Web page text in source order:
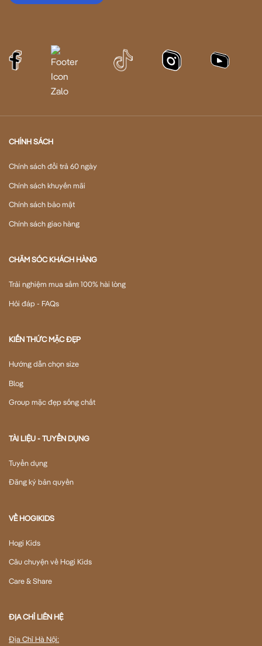
CHÍNH SÁCH
Chính sách đổi trả 60 ngày
Chính sách khuyến mãi
Chính sách bảo mật
Chính sách giao hàng
CHĂM SÓC KHÁCH HÀNG
Trải nghiệm mua sắm 100% hài lòng
Hỏi đáp - FAQs
KIẾN THỨC MẶC ĐẸP
Hướng dẫn chọn size
Blog
Group mặc đẹp sống chất
TÀI LIỆU - TUYỂN DỤNG
Tuyển dụng
Đăng ký bản quyền
VỀ HOGIKIDS
Hogi Kids
Câu chuyện về Hogi Kids
Care & Share
ĐỊA CHỈ LIÊN HỆ
Địa Chỉ Hà Nội: